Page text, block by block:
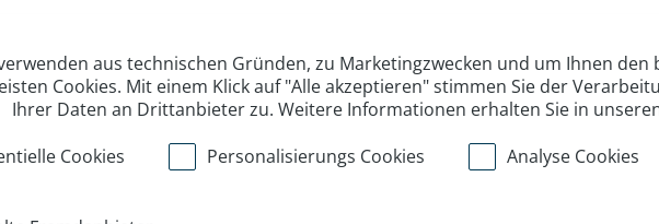
aus technischen Gründen, zu Marketingzwecken und um Ihnen den
Cookies. Mit einem Klick auf "Alle akzeptieren" stimmen Sie der
Ihrer Daten an Drittanbieter zu. Weitere Informationen erhalten Sie in
Cookies
Personalisierungs Cookies Analyse Cookies